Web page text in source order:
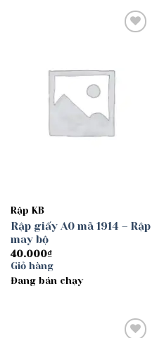
Rập KB
Rập giấy A0 mã 1914 – Rập
may bộ
40.000₫
Giỏ hàng
Đang bán chạy